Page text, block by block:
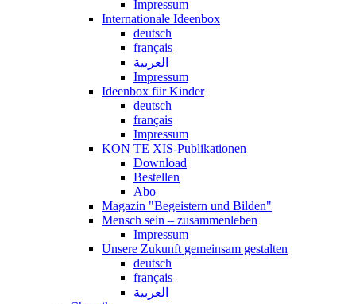
Impressum
Internationale Ideenbox
deutsch
français
العربية
Impressum
Ideenbox für Kinder
deutsch
français
Impressum
KON TE XIS-Publikationen
Download
Bestellen
Abo
Magazin "Begeistern und Bilden"
Mensch sein – zusammenleben
Impressum
Unsere Zukunft gemeinsam gestalten
deutsch
français
العربية